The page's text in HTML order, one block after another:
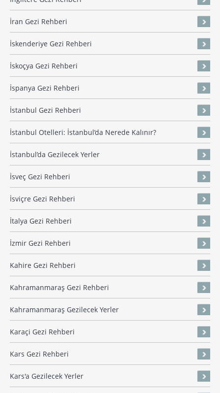
İran Gezi Rehberi
İskenderiye Gezi Rehberi
İskoçya Gezi Rehberi
İspanya Gezi Rehberi
İstanbul Gezi Rehberi
İstanbul Otelleri: İstanbul’da Nerede Kalınır?
İstanbul’da Gezilecek Yerler
İsveç Gezi Rehberi
İsviçre Gezi Rehberi
İtalya Gezi Rehberi
İzmir Gezi Rehberi
Kahire Gezi Rehberi
Kahramanmaraş Gezi Rehberi
Kahramanmaraş Gezilecek Yerler
Karaçi Gezi Rehberi
Kars Gezi Rehberi
Kars'a Gezilecek Yerler